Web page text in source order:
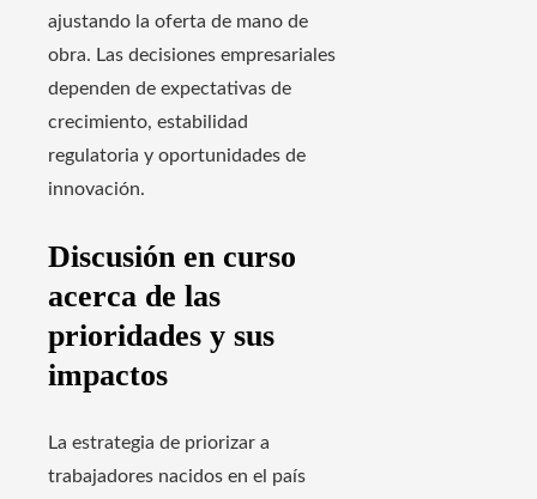
ajustando la oferta de mano de
obra. Las decisiones empresariales
dependen de expectativas de
crecimiento, estabilidad
regulatoria y oportunidades de
innovación.
Discusión en curso
acerca de las
prioridades y sus
impactos
La estrategia de priorizar a
trabajadores nacidos en el país